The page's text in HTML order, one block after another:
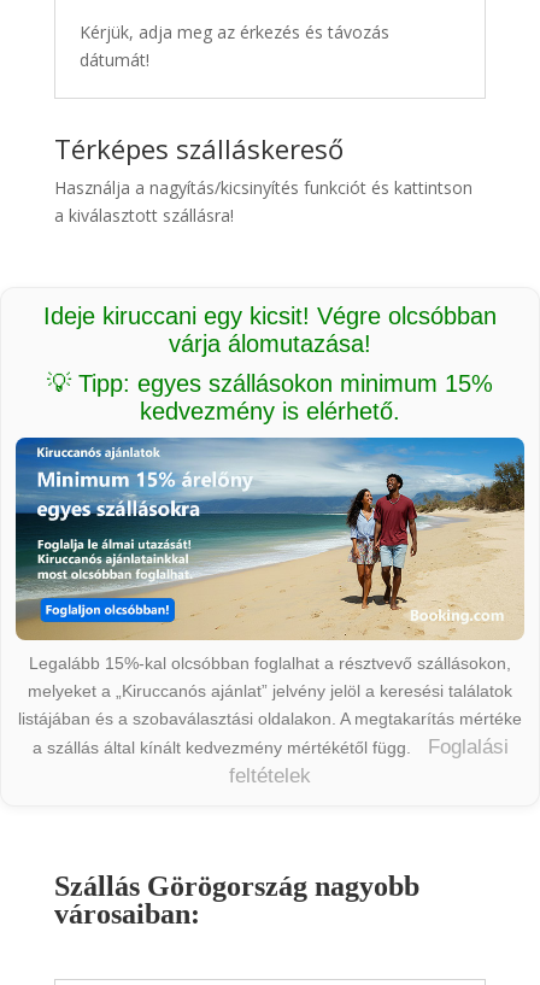
Kérjük, adja meg az érkezés és távozás
dátumát!
Térképes szálláskereső
Használja a nagyítás/kicsinyítés funkciót és kattintson
a kiválasztott szállásra!
Ideje kiruccani egy kicsit! Végre olcsóbban
várja álomutazása!
💡 Tipp: egyes szállásokon minimum 15%
kedvezmény is elérhető.
Legalább 15%-kal olcsóbban foglalhat a résztvevő szállásokon,
melyeket a „Kiruccanós ajánlat” jelvény jelöl a keresési találatok
listájában és a szobaválasztási oldalakon. A megtakarítás mértéke
a szállás által kínált kedvezmény mértékétől függ.
Foglalási
feltételek
Szállás Görögország nagyobb
városaiban: